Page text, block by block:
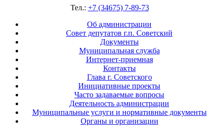
Тел.: +7 (34675) 7-89-73
Об администрации
Совет депутатов г.п. Советский
Документы
Муниципальная служба
Интернет-приемная
Контакты
Глава г. Советского
Инициативные проекты
Часто задаваемые вопросы
Деятельность администрации
Муниципальные услуги и нормативные документы
Органы и организации